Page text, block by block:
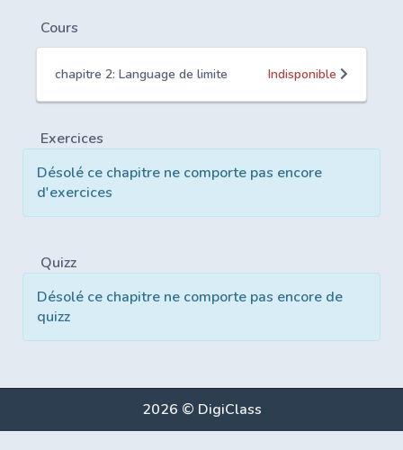
Cours
chapitre 2: Language de limite Indisponible
Exercices
Désolé ce chapitre ne comporte pas encore
d'exercices
Quizz
Désolé ce chapitre ne comporte pas encore de
quizz
2026 © DigiClass